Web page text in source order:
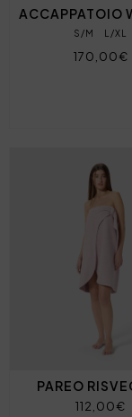
ACCAPPATOIO
S/M L/XL
170,00€
PAREO
112,00€